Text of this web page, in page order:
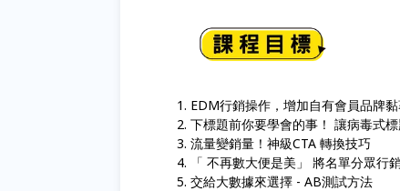
EDM行銷操作，增加自有會員品牌
下標題前你要學會的事！ 讓病毒式
流量變銷量！神級CTA 轉換技巧
「 不再數大便是美」 將名單分眾行
交給大數據來選擇 - AB測試方法